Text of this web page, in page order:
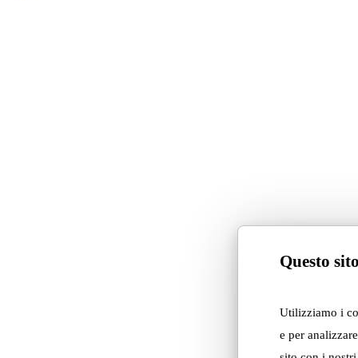
Questo
Utilizziamo i
e per
A Palazzo Litta nella
non vedenti e ipovedenti
e l’Istituto dei Ciechi